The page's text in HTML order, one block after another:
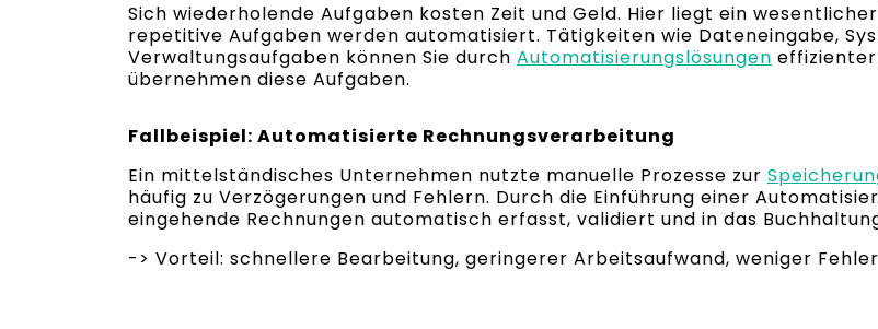
Sich wiederholende Aufgaben kosten Zeit und Geld. Hier liegt ein
repetitive Aufgaben werden automatisiert. Tätigkeiten wie Dateneingabe,
Verwaltungsaufgaben können Sie durch Automatisierungslösungen
übernehmen diese Aufgaben.
Fallbeispiel: Automatisierte Rechnungsverarbeitung
Ein mittelständisches Unternehmen nutzte manuelle Prozesse zur
häufig zu Verzögerungen und Fehlern. Durch die Einführung einer
eingehende Rechnungen automatisch erfasst, validiert und in das
-> Vorteil: schnellere Bearbeitung, geringerer Arbeitsaufwand, weniger Fehler